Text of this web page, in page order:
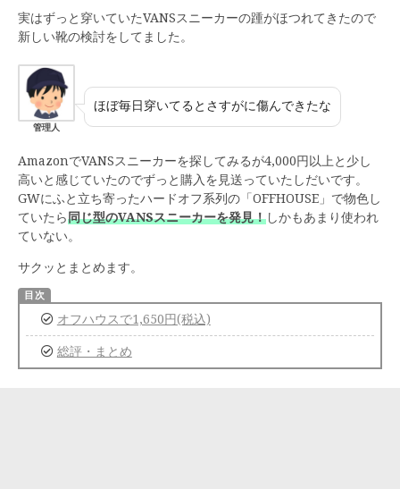
実はずっと穿いていたVANSスニーカーの踵がほつれてきたので
新しい靴の検討をしてました。
管理人
ほぼ毎日穿いてるとさすがに傷んできたな
AmazonでVANSスニーカーを探してみるが4,000円以上と少し
高いと感じていたのでずっと購入を見送っていたしだいです。
GWにふと立ち寄ったハードオフ系列の「OFFHOUSE」で物色し
ていたら同じ型のVANSスニーカーを発見！しかもあまり使われ
ていない。
サクッとまとめます。
オフハウスで1,650円(税込)
総評・まとめ